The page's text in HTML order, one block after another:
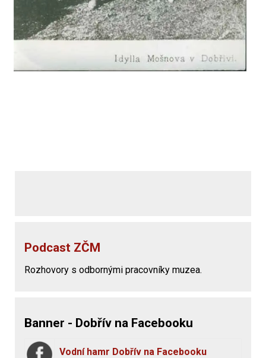
Podcast ZČM
Rozhovory s odbornými pracovníky muzea.
Banner - Dobřív na Facebooku
Vodní hamr Dobřív na Facebooku